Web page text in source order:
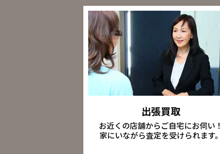
出張買取
お近くの店舗からご自宅にお伺い！
家にいながら査定を受けられます。